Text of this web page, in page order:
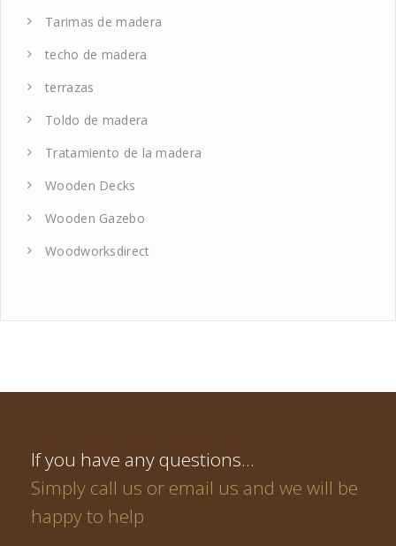
Tarimas de madera
techo de madera
terrazas
Toldo de madera
Tratamiento de la madera
Wooden Decks
Wooden Gazebo
Woodworksdirect
If you have any questions…
Simply call us or email us and we will be
happy to help